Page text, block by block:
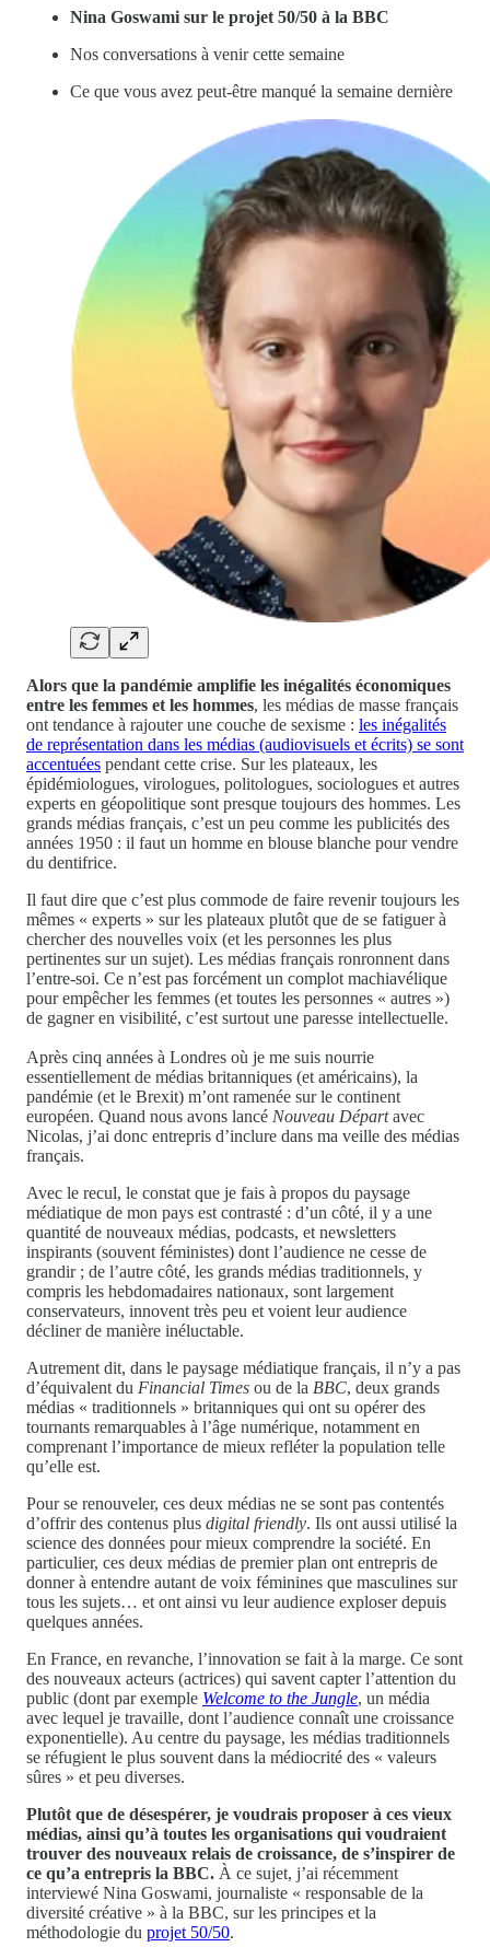
Nina Goswami sur le projet 50/50 à la BBC
Nos conversations à venir cette semaine
Ce que vous avez peut-être manqué la semaine dernière
Alors que la pandémie amplifie les inégalités économiques
entre les femmes et les hommes, les médias de masse français
ont tendance à rajouter une couche de sexisme : les inégalités
de représentation dans les médias (audiovisuels et écrits) se sont
accentuées pendant cette crise. Sur les plateaux, les
épidémiologues, virologues, politologues, sociologues et autres
experts en géopolitique sont presque toujours des hommes. Les
grands médias français, c’est un peu comme les publicités des
années 1950 : il faut un homme en blouse blanche pour vendre
du dentifrice.
Il faut dire que c’est plus commode de faire revenir toujours les
mêmes « experts » sur les plateaux plutôt que de se fatiguer à
chercher des nouvelles voix (et les personnes les plus
pertinentes sur un sujet). Les médias français ronronnent dans
l’entre-soi. Ce n’est pas forcément un complot machiavélique
pour empêcher les femmes (et toutes les personnes « autres »)
de gagner en visibilité, c’est surtout une paresse intellectuelle.
Après cinq années à Londres où je me suis nourrie
essentiellement de médias britanniques (et américains), la
pandémie (et le Brexit) m’ont ramenée sur le continent
européen. Quand nous avons lancé Nouveau Départavec
Nicolas, j’ai donc entrepris d’inclure dans ma veille des médias
français.
Avec le recul, le constat que je fais à propos du paysage
médiatique de mon pays est contrasté : d’un côté, il y a une
quantité de nouveaux médias, podcasts, et newsletters
inspirants (souvent féministes) dont l’audience ne cesse de
grandir ; de l’autre côté, les grands médias traditionnels, y
compris les hebdomadaires nationaux, sont largement
conservateurs, innovent très peu et voient leur audience
décliner de manière inéluctable.
Autrement dit, dans le paysage médiatique français, il n’y a pas
d’équivalent du Financial Times ou de la BBC, deux grands
médias « traditionnels » britanniques qui ont su opérer des
tournants remarquables à l’âge numérique, notamment en
comprenant l’importance de mieux refléter la population telle
qu’elle est.
Pour se renouveler, ces deux médias ne se sont pas contentés
d’offrir des contenus plus digital friendly. Ils ont aussi utilisé la
science des données pour mieux comprendre la société. En
particulier, ces deux médias de premier plan ont entrepris de
donner à entendre autant de voix féminines que masculines sur
tous les sujets… et ont ainsi vu leur audience exploser depuis
quelques années.
En France, en revanche, l’innovation se fait à la marge. Ce sont
des nouveaux acteurs (actrices) qui savent capter l’attention du
public (dont par exemple Welcome to the Jungle, un média
avec lequel je travaille, dont l’audience connaît une croissance
exponentielle). Au centre du paysage, les médias traditionnels
se réfugient le plus souvent dans la médiocrité des « valeurs
sûres » et peu diverses.
Plutôt que de désespérer, je voudrais proposer à ces vieux
médias, ainsi qu’à toutes les organisations qui voudraient
trouver des nouveaux relais de croissance, de s’inspirer de
ce qu’a entrepris la BBC. À ce sujet, j’ai récemment
interviewé Nina Goswami, journaliste « responsable de la
diversité créative » à la BBC, sur les principes et la
méthodologie du projet 50/50.